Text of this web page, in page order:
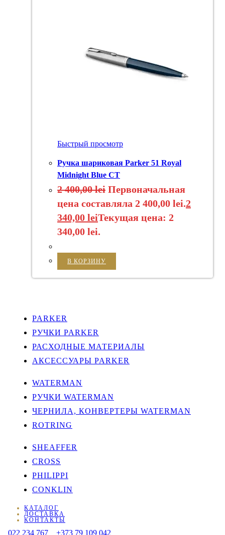
Быстрый просмотр
Ручка шариковая Parker 51 Royal
Midnight Blue CT
2 400,00lei Первоначальная
цена составляла 2 400,00 lei.2
340,00 leiТекущая цена: 2
340,00 lei.
В КОРЗИНУ
PARKER
РУЧКИ PARKER
РАСХОДНЫЕ МАТЕРИАЛЫ
АКСЕССУАРЫ PARKER
WATERMAN
РУЧКИ WATERMAN
ЧЕРНИЛА, КОНВЕРТЕРЫ WATERMAN
ROTRING
SHEAFFER
CROSS
PHILIPPI
CONKLIN
КАТАЛОГ
ДОСТАВКА
КОНТАКТЫ
022 234 767 +373 79 109 042